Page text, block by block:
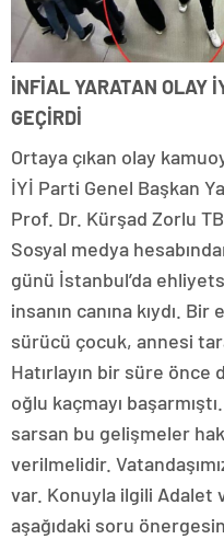
İNFİAL YARATAN OLAY
GEÇİRDİ
Ortaya çıkan olay
İYİ Parti Genel Başkan
Prof. Dr. Kürşad Zorlu
Sosyal medya
günü İstanbul’da
insanın canına kıydı.
sürücü çocuk, annesi
Hatırlayın bir süre önce
oğlu kaçmayı
sarsan bu gelişmeler
verilmelidir.
var. Konuyla ilgili Adalet
aşağıdaki soru